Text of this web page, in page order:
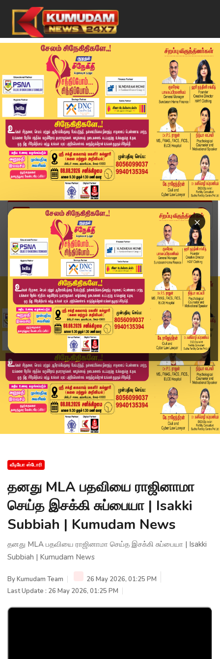
×
Home
வீடியோ ஸ்டோரி
தனது MLA பதவியை ராஜினாமா செய்த இசக்கி சுப்பையா ...
வீடியோ ஸ்டோரி
தனது MLA பதவியை ராஜினாமா
செய்த இசக்கி சுப்பையா | Isakki
Subbiah | Kumudam News
தனது MLA பதவியை ராஜினாமா செய்த இசக்கி சுப்பையா | Isakki
Subbiah | Kumudam News
ByKumudam Team
26 May 2026, 01:25 PM
Last Update : 26 May 2026, 01:25 PM